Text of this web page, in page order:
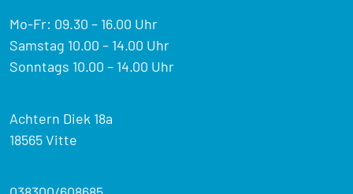
Mo-Fr: 09.30 – 16.00 Uhr
Samstag 10.00 – 14.00 Uhr
Sonntags 10.00 – 14.00 Uhr
Achtern Diek 18a
18565 Vitte